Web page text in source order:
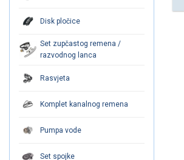
Disk pločice
Set zupčastog remena /
razvodnog lanca
Rasvjeta
Komplet kanalnog remena
Pumpa vode
Set spojke